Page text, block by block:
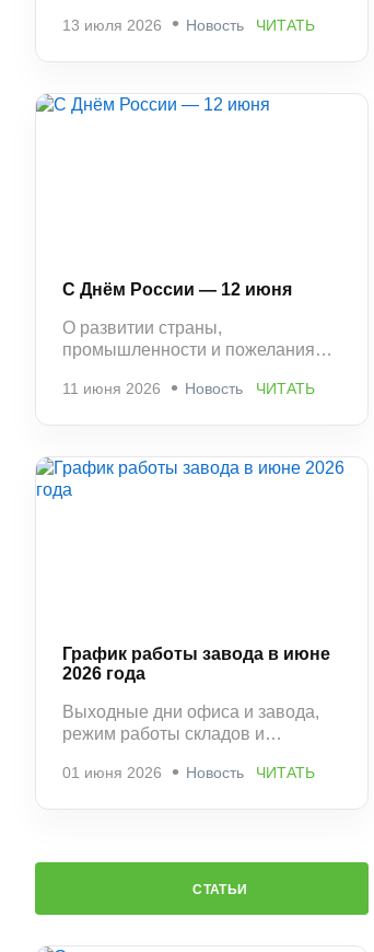
региона.
13 июля 2026 Новость ЧИТАТЬ
С Днём России — 12 июня
О развитии страны,
промышленности и пожелания
11 июня 2026 Новость ЧИТАТЬ
График работы завода в июне
2026 года
Выходные дни офиса и завода,
режим работы складов и
01 июня 2026 Новость ЧИТАТЬ
СТАТЬИ